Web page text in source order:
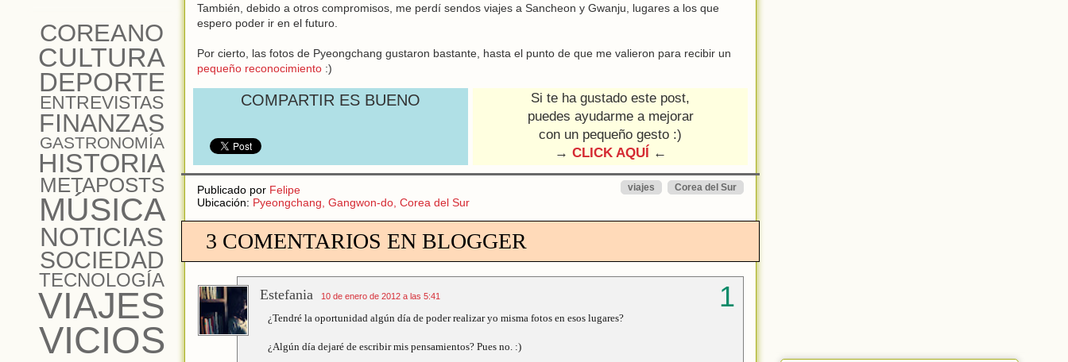
También, debido a otros compromisos, me perdí sendos viajes a Sancheon y Gwanju, lugares a los que
espero poder ir en el futuro.
Por cierto, las fotos de Pyeongchang gustaron bastante, hasta el punto de que me valieron para recibir un
pequeño reconocimiento :)
COMPARTIR ES BUENO
Si te ha gustado este post,
puedes ayudarme a mejorar
con un pequeño gesto :)
→ CLICK AQUÍ ←
Publicado por Felipe Corea del Sur
viajes
Ubicación: Pyeongchang, Gangwon-do, Corea del Sur
3 COMENTARIOS EN BLOGGER
Estefania 10 de enero de 2012 a las 5:41
¿Tendré la oportunidad algún día de poder realizar yo misma fotos en esos lugares?
¿Algún día dejaré de escribir mis pensamientos? Pues no. :)
COREANO
CULTURA
DEPORTE
ENTREVISTAS
FINANZAS
GASTRONOMÍA
HISTORIA
METAPOSTS
MÚSICA
NOTICIAS
SOCIEDAD
TECNOLOGÍA
VIAJES
VICIOS